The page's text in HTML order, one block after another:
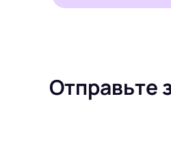
Отправьте